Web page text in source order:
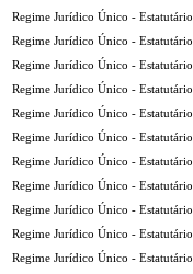
Regime Jurídico Único - Estatutário
Regime Jurídico Único - Estatutário
Regime Jurídico Único - Estatutário
Regime Jurídico Único - Estatutário
Regime Jurídico Único - Estatutário
Regime Jurídico Único - Estatutário
Regime Jurídico Único - Estatutário
Regime Jurídico Único - Estatutário
Regime Jurídico Único - Estatutário
Regime Jurídico Único - Estatutário
Regime Jurídico Único - Estatutário